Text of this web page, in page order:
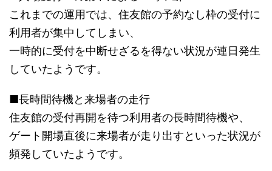
これまでの運用では、住友館の予約なし枠の受付に
利用者が集中してしまい、
一時的に受付を中断せざるを得ない状況が連日発生
していたようです。
■長時間待機と来場者の走行
住友館の受付再開を待つ利用者の長時間待機や、
ゲート開場直後に来場者が走り出すといった状況が
頻発していたようです。